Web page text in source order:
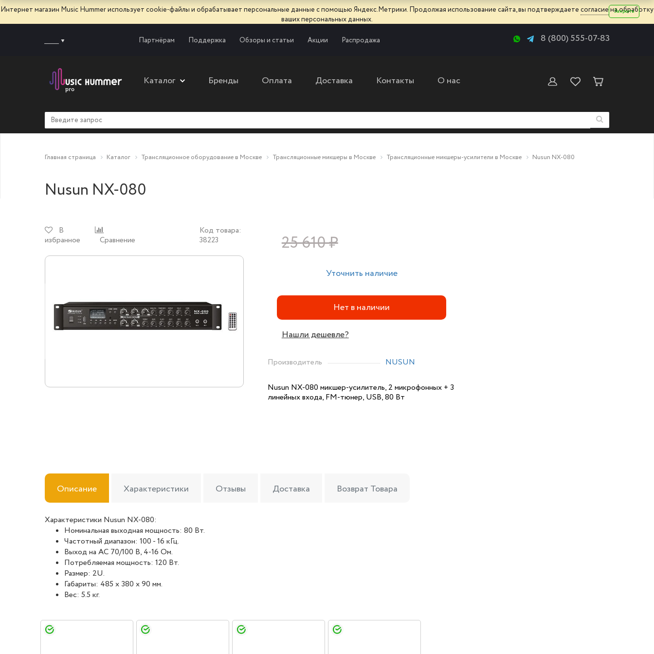
Интернет магазин Music Hummer использует сооkie-файлы и обрабатывает персональные данные с помощью Яндекс.Метрики. Продолжая использование сайта, вы подтверждаете согласиена обработку
ваших персональных данных.
Закрыть
Партнёрам Поддержка Обзоры и статьи Акции Распродажа 8 (800) 555-07-83
Каталог Бренды Оплата Доставка Контакты О нас
Главная страница Каталог Трансляционное оборудование в Москве Трансляционные микшеры в Москве Трансляционные микшеры-усилители в Москве Nusun NX-080
Nusun NX-080
В
избранное
Сравнение
Код товара:
38223 25 610 ₽
Уточнить наличие
Нет в наличии
Нашли дешевле?
Производитель NUSUN
Nusun NX-080 микшер-усилитель, 2 микрофонных + 3
линейных входа, FM-тюнер, USB, 80 Вт
Описание Характеристики Отзывы Доставка Возврат Товара
Характеристики Nusun NX-080:
Номинальная выходная мощность: 80 Вт.
Частотный диапазон: 100 - 16 кГц.
Выход на АС 70/100 В, 4-16 Ом.
Потребляемая мощность: 120 Вт.
Размер: 2U.
Габариты: 485 х 380 х 90 мм.
Вес: 5.5 кг.